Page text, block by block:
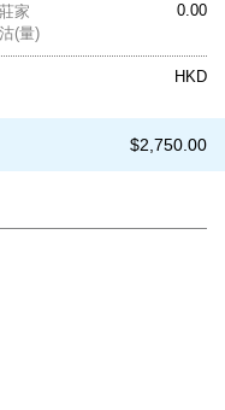
0.00
家
(量)
HKD
$2,750.00